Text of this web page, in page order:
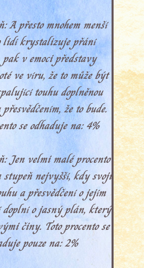
A přesto mnohem menší
lidí krystalizuje přání
v emoci představy
ve víru, že to může být
touhu doplněnou
že to bude.
se odhaduje na: 4%
Jen velmi malé procento
nejvyšší, kdy svoji
a přesvědčení o jejím
doplní o jasný plán, který
činy. Toto procento se
pouze na: 2%